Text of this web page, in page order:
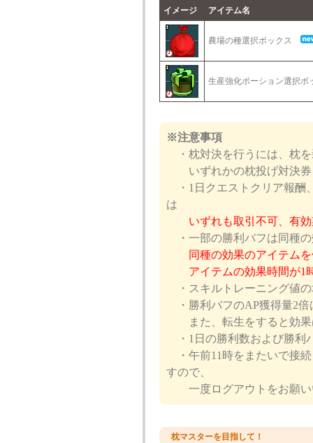
イメージ アイテム名
農場の種選択ボックス
生産強化ポーション選択
※注意事項
・枕対決を行うには、枕
いずれかの枕投げ対決券
・1日クエストクリア報酬
は
いずれも取引不可、有
・一部の勝利バフは同種
同種の効果のアイテム
アイテムの効果時間が1
・スキルトレーニング値
・勝利バフのAP獲得量2倍
また、転生をすると効果
・1日の勝利数および勝利
・午前11時をまたいで接
すので、
一度ログアウトをお願い
枕マスターを目指して！